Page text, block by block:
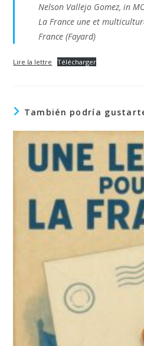
Nelson Vallejo Gomez, in
La France une et
France (Fayard)
Lire la lettre Télécharger
También podría